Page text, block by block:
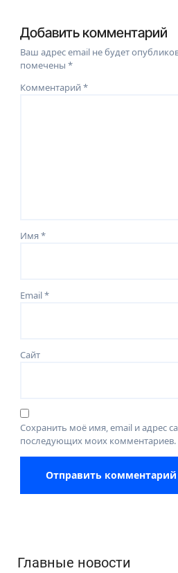
Добавить комментарий
Ваш адрес email не будет
помечены*
Комментарий*
Имя*
Email*
Сайт
Сохранить моё имя, email и адрес
последующих моих комментариев.
Главные новости